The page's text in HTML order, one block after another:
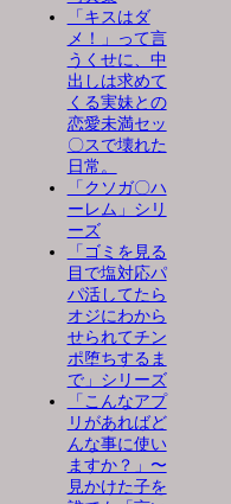
「キスはダ
メ！」って言
うくせに、中
出しは求めて
くる実妹との
恋愛未満セッ
〇スで壊れた
日常。
「クソガ〇ハ
ーレム」シリ
ーズ
「ゴミを見る
目で塩対応パ
パ活してたら
オジにわから
せられてチン
ポ堕ちするま
で」シリーズ
「こんなアプ
リがあればど
んな事に使い
ますか？」〜
見かけた子を